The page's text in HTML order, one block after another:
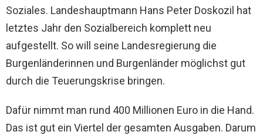
Soziales. Landeshauptmann Hans Peter Doskozil hat
letztes Jahr den Sozialbereich komplett neu
aufgestellt. So will seine Landesregierung die
Burgenländerinnen und Burgenländer möglichst gut
durch die Teuerungskrise bringen.
Dafür nimmt man rund 400 Millionen Euro in die Hand.
Das ist gut ein Viertel der gesamten Ausgaben. Darum